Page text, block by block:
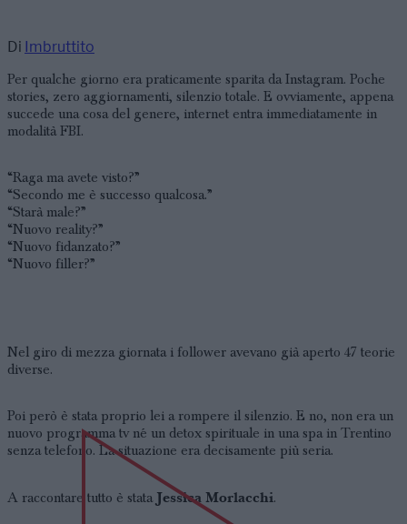
Di Imbruttito
Per qualche giorno era praticamente sparita da Instagram. Poche
stories, zero aggiornamenti, silenzio totale. E ovviamente, appena
succede una cosa del genere, internet entra immediatamente in
modalità FBI.
“Raga ma avete visto?”
“Secondo me è successo qualcosa.”
“Starà male?”
“Nuovo reality?”
“Nuovo fidanzato?”
“Nuovo filler?”
Nel giro di mezza giornata i follower avevano già aperto 47 teorie
diverse.
Poi però è stata proprio lei a rompere il silenzio. E no, non era un
nuovo programma tv né un detox spirituale in una spa in Trentino
senza telefono. La situazione era decisamente più seria.
A raccontare tutto è stata Jessica Morlacchi.